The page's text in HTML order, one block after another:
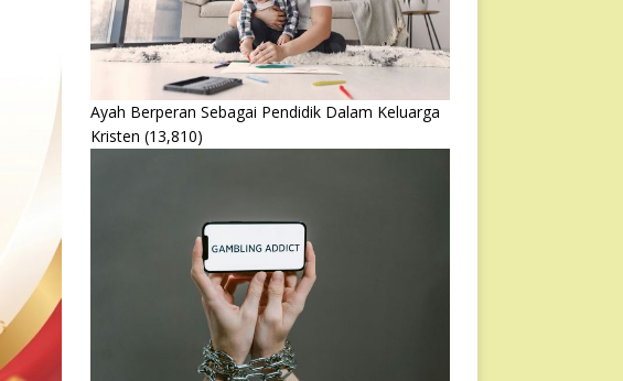
Ayah Berperan Sebagai Pendidik Dalam Keluarga
Kristen (13,810)